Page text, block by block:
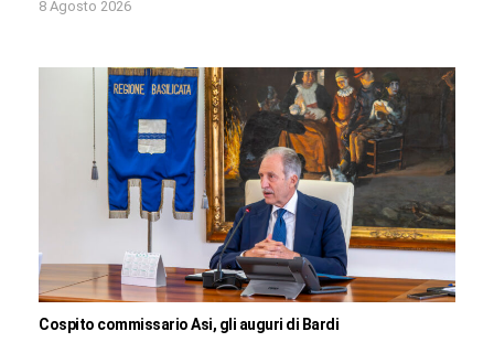
8 Agosto 2026
Cospito commissario Asi, gli auguri di Bardi